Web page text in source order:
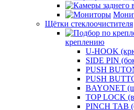
Щётки стеклоочистителя
креплению
U-HOOK
SIDE PIN
PUSH
PUSH
BAYONET
TOP LOCK
PINCH TAB